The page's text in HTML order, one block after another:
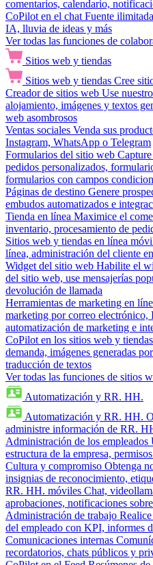
comentarios, calendario,
CoPilot en el chat Fuente
IA, lluvia de ideas y más
Ver todas las funciones de
Sitios web y tiendas
Sitios web y tiendas Cree
Creador de sitios web Use
alojamiento, imágenes y textos
web asombrosos
Ventas sociales Venda sus
Instagram, WhatsApp o Telegram
Formularios del sitio web
pedidos personalizados,
formularios con campos
Páginas de destino Genere
embudos automatizados e
Tienda en línea Maximice el
inventario, procesamiento de
Sitios web y tiendas en línea
línea, administración del cliente
Widget del sitio web Habilite el
del sitio web, use mensajerías
devolución de llamada
Herramientas de marketing en
marketing por correo electrónico,
automatización de marketing e
CoPilot en los sitios web y tiendas
demanda, imágenes generadas
traducción de textos
Ver todas las funciones de sitios
Automatización y RR. HH.
Automatización y RR. HH.
administre información de RR.
Administración de los empleados
estructura de la empresa,
Cultura y compromiso Obtenga
insignias de reconocimiento,
RR. HH. móviles Chat,
aprobaciones, notificaciones
Administración de trabajo
del empleado con KPI, informes
Comunicaciones internas
recordatorios, chats públicos y